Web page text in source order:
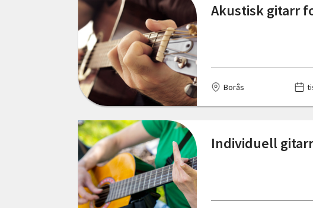
Akustisk gitarr
Borås
Individuell gitarr